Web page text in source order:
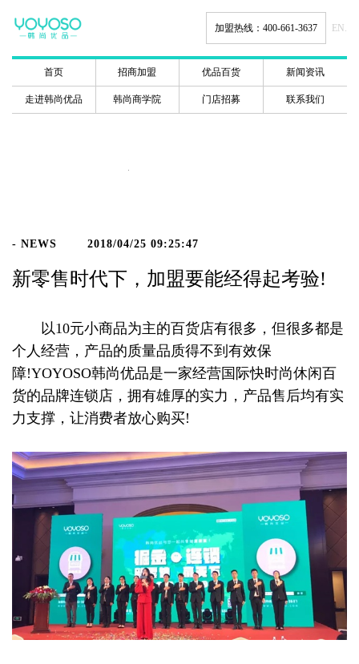
加盟热线：400-661-3637 EN.
首页 招商加盟 优品百货 新闻资讯
走进韩尚优品 韩尚商学院 门店招募 联系我们
- NEWS 2018/04/25 09:25:47
新零售时代下，加盟要能经得起考验!
以10元小商品为主的百货店有很多，但很多都是
个人经营，产品的质量品质得不到有效保
障!YOYOSO韩尚优品是一家经营国际快时尚休闲百
货的品牌连锁店，拥有雄厚的实力，产品售后均有实
力支撑，让消费者放心购买!